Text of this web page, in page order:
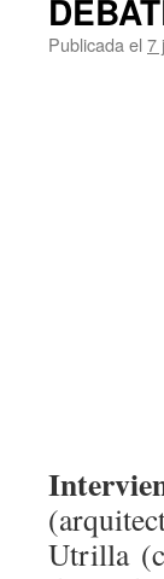
Publicada el 7
Utrilla